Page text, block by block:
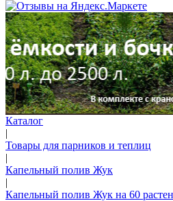
Каталог
|
Товары для парников и теплиц
|
Капельный полив Жук
|
Капельный полив Жук на 60